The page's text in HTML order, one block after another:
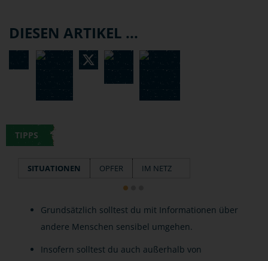
DIESEN ARTIKEL ...
TIPPS
SITUATIONEN OPFER IM NETZ
Grundsätzlich solltest du mit Informationen über
andere Menschen sensibel umgehen.
Insofern solltest du auch außerhalb von